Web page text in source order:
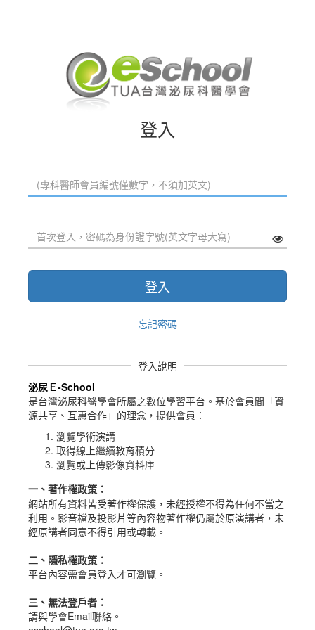
登入
登入
忘記密碼
登入說明
泌尿Ｅ-School
是台灣泌尿科醫學會所屬之數位學習平台。 基於會員間「資
源共享、互惠合作」的理念，提供會員：
瀏覽學術演講
取得線上繼續教育積分
瀏覽或上傳影像資料庫
一、 著作權政策 ：
網站所有資料皆受著作權保護，未經授權不得為任何不當之
利用。影音檔及投影片等內容物著作權仍屬於原演講者，未
經原講者同意不得引用或轉載。
二、隱私權政策：
平台內容需會員登入才可瀏覽。
三、無法登戶者：
請與學會Email聯絡。